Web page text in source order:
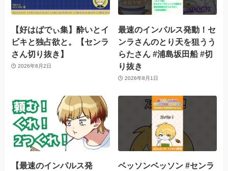
【好はばでぃ集】酔いとイ
ビキと独占欲と。【センラ
さん切り抜き】
2026年8月2日
最速のインパルス発動！セ
ンラさんのとり天を狙うう
らたさん #浦島坂田船 #切
り抜き
2026年8月1日
【最速のインパルス発
ベッソンベッソン #センラ